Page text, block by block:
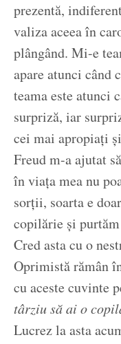
prezentă,
valiza aceea în
plângând. Mi-e
apare atunci
teama este atunci
surpriză, iar
cei mai apropiați
Freud m-a ajutat
în viața mea nu
sorții, soarta e
copilărie și
Cred asta cu o
Oprimistă rămân
cu aceste cuvinte
târziu să ai o
Lucrez la asta